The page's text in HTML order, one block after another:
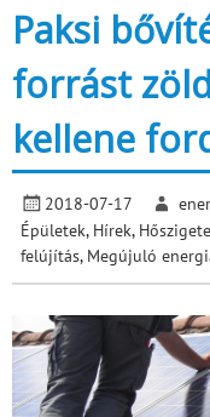
Paksi
forrást
kellene
2018-07-17
Épületek, Hírek,
felújítás, Megújuló